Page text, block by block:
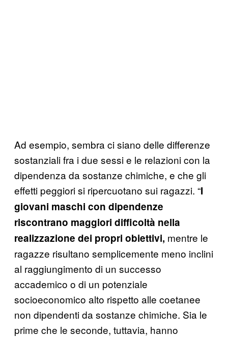
Ad esempio, sembra ci siano delle differenze
sostanziali fra i due sessi e le relazioni con la
dipendenza da sostanze chimiche, e che gli
effetti peggiori si ripercuotano sui ragazzi. “I
giovani maschi con dipendenze
riscontrano maggiori difficoltà nella
realizzazione dei propri obiettivi, mentre le
ragazze risultano semplicemente meno inclini
al raggiungimento di un successo
accademico o di un potenziale
socioeconomico alto rispetto alle coetanee
non dipendenti da sostanze chimiche. Sia le
prime che le seconde, tuttavia, hanno